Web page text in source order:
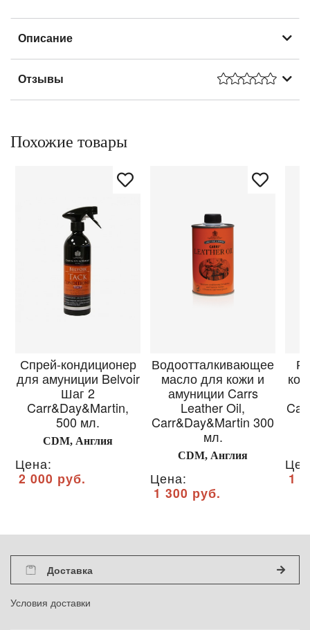
Описание
Отзывы
Похожие товары
Спрей-кондиционер
для амуниции Belvoir
Шаг 2
Carr&Day&Martin,
500 мл.
CDM, Англия
Цена:
2 000 руб.
Водоотталкивающее
масло для кожи и
амуниции Carrs
Leather Oil,
Carr&Day&Martin 300
мл.
CDM, Англия
Цена:
1 300 руб.
1
Доставка
Условия доставки